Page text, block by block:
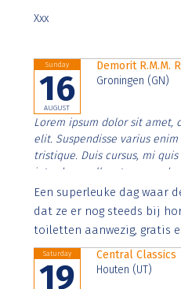
Xxx
Sunday
16
AUGUST
Demorit R.M.M.
Groningen (GN)
Lorem ipsum dolor sit amet,
elit. Suspendisse varius
tristique. Duis cursus, mi
interdum nulla, ut commodo
Aenean faucibus nibh et
imperdiet. Nunc ut sem vitae
Een superleuke dag waar
dat ze er nog steeds bij
toiletten aanwezig, gratis
Saturday
19
Central Classics
Houten (UT)